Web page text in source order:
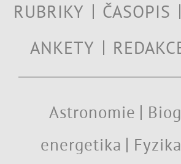
RUBRIKY ČASOPIS
ANKETY
Astronomie
energetika